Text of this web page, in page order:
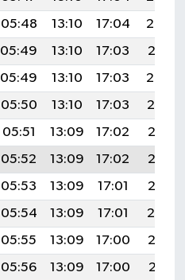
05:48 13:10 17:04
20:22
05:49 13:10 17:03
20:21
05:49 13:10 17:03
20:20
05:50 13:10 17:03
20:19
05:51 13:09 17:02
20:17
05:52 13:09 17:02
20:16
05:53 13:09 17:01
20:15
05:54 13:09 17:01
20:14
05:55 13:09 17:00
20:13
05:56 13:09 17:00
20:11